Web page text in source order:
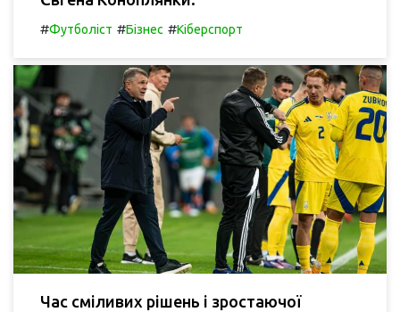
#Футболіст #Бізнес #Кіберспорт
Час сміливих рішень і зростаючої